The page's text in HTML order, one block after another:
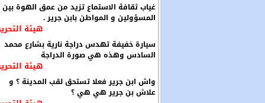
غياب ثقافة الاستماع تزيد من عمق الهوة بين
المسؤولين و المواطن بابن جرير .
هيئة
سيارة خفيفة تهدس دراجة نارية بشارع محمد
السادس وهذه هي صورة الدراجة
هيئة
واش ابن جرير فعلا تستحق لقب المدينة ؟ و
علاش بن جرير هي هي ؟